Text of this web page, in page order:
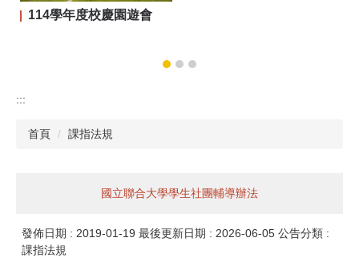
114學年度校慶園遊會
:::
首頁 課指法規
國立聯合大學學生社團輔導辦法
發佈日期 : 2019-01-19 最後更新日期 : 2026-06-05 公告分類 :
課指法規